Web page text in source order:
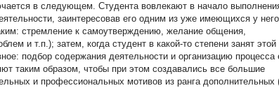
в следующем. Студента вовлекают в начало
заинтересовав его одним из уже имеющихся у него
стремление к самоутверждению, желание общения,
и т.п.); затем, когда студент в какой-то степени занят этой
подбор содержания деятельности и организацию процесса
таким образом, чтобы при этом создавались все большие
и профессиональных мотивов из ранга дополнительных